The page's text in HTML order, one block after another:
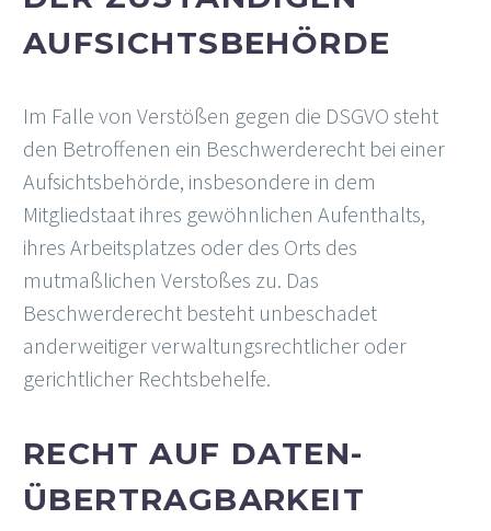
AUFSICHTS­BEHÖRDE
Im Falle von Verstößen gegen die DSGVO steht
den Betroffenen ein Beschwerderecht bei einer
Aufsichtsbehörde, insbesondere in dem
Mitgliedstaat ihres gewöhnlichen Aufenthalts,
ihres Arbeitsplatzes oder des Orts des
mutmaßlichen Verstoßes zu. Das
Beschwerderecht besteht unbeschadet
anderweitiger verwaltungsrechtlicher oder
gerichtlicher Rechtsbehelfe.
RECHT AUF DATEN­
ÜBERTRAG­BARKEIT